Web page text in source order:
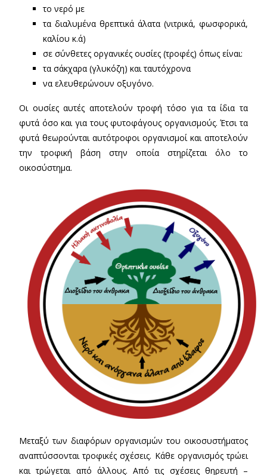
το νερό με
τα διαλυμένα θρεπτικά άλατα (νιτρικά, φωσφορικά,
καλίου κ.ά)
σε σύνθετες οργανικές ουσίες (τροφές) όπως είναι:
τα σάκχαρα (γλυκόζη) και ταυτόχρονα
να ελευθερώνουν οξυγόνο.
Οι ουσίες αυτές αποτελούν τροφή τόσο για τα ίδια τα
φυτά όσο και για τους φυτοφάγους οργανισμούς. Έτσι τα
φυτά θεωρούνται αυτότροφοι οργανισμοί και αποτελούν
την τροφική βάση στην οποία στηρίζεται όλο το
οικοσύστημα.
Μεταξύ των διαφόρων οργανισμών του οικοσυστήματος
αναπτύσσονται τροφικές σχέσεις. Κάθε οργανισμός τρώει
και τρώγεται από άλλους. Από τις σχέσεις θηρευτή –